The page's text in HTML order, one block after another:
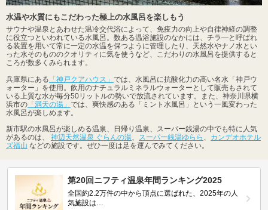
水温や水質にもこだわった極上の水風呂を楽しもう
サウナや温泉とあわせた温冷交代浴によって、免疫力の向上や自律神経の調整
に役立つといわれている水風呂。数ある温浴施設のなかには、チラ―と呼ばれ
る装置を用いて常に一定の水温を保つように管理したり、天然水やナノ水とい
った水そのもののクオリティに気を使うなど、こだわりの水風呂を提供すると
ころが数多くみられます。
兵庫県にある 「神戸クアハウス」 では、水風呂に抗酸化力の高い名水「神戸ウ
ォーター」を使用。飲用のナチュラルミネラルウォーターとして販売もされて
いる上質な水が毎分50リットルの勢いで放流されています。また、神奈川県横
浜市の 「満天の湯」 では、爽快感のある「ミント水風呂」という一風変わった
水風呂が楽しめます。
新市駅の水風呂が楽しめる温泉、日帰り温泉、スーパー銭湯の中でも特に人気
があるのは、 神辺天然温泉 ぐらんの湯 スーパー銭湯ゆらら
カンデオホテル
ズ福山 などの施設です。ぜひ一度は足を運んでみてください。
第20回ニフティ温泉年間ランキング2025
全国約2.2万件の中から頂点に選ばれた、2025年の人
気施設は…